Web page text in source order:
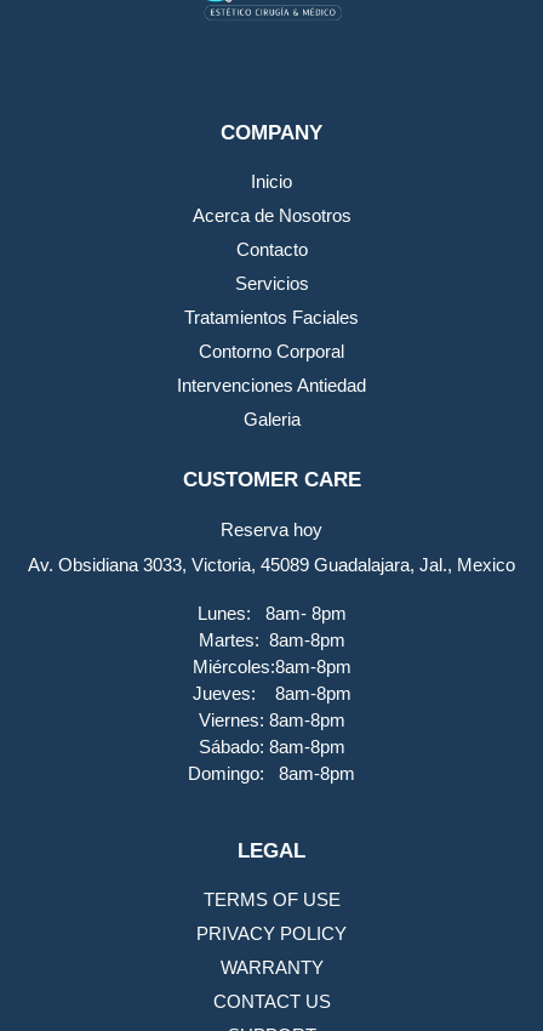
COMPANY
Inicio
Acerca de Nosotros
Contacto
Servicios
Tratamientos Faciales
Contorno Corporal
Intervenciones Antiedad
Galeria
CUSTOMER CARE
Reserva hoy
Av. Obsidiana 3033, Victoria, 45089 Guadalajara, Jal., Mexico
Lunes: 8am- 8pm
Martes: 8am-8pm
Miércoles:8am-8pm
Jueves: 8am-8pm
Viernes: 8am-8pm
Sábado: 8am-8pm
Domingo: 8am-8pm
LEGAL
TERMS OF USE
PRIVACY POLICY
WARRANTY
CONTACT US